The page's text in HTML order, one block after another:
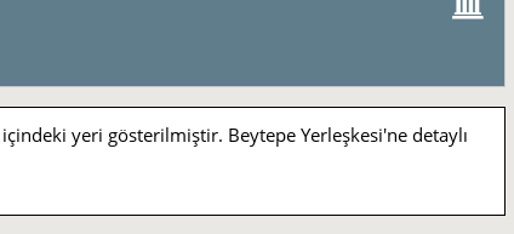
yeri gösterilmiştir. Beytepe Yerleşkesi'ne detaylı